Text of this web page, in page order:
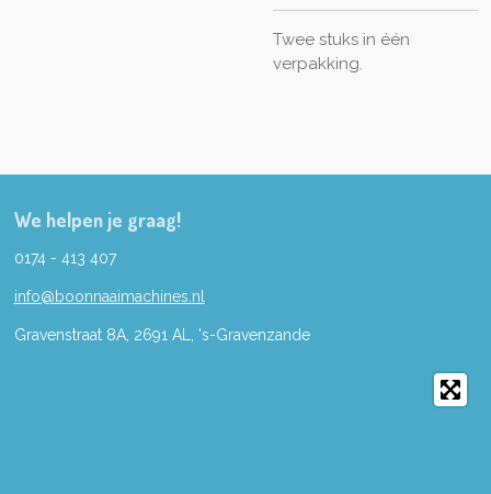
Twee stuks in één
verpakking.
We helpen je graag!
0174 - 413 407
info@boonnaaimachines.nl
Gravenstraat 8A, 2691 AL, 's-Gravenzande